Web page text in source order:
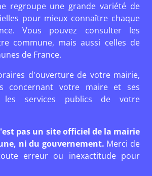
regroupe une grande variété de
pour mieux connaître chaque
Vous pouvez consulter les
commune, mais aussi celles de
de France.
d'ouverture de votre mairie,
concernant votre maire et ses
les services publics de votre
pas un site officiel de la mairie
ni du gouvernement. Merci de
erreur ou inexactitude pour